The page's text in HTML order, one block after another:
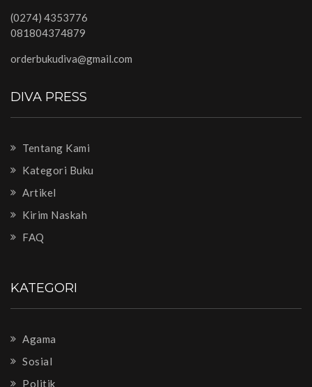
(0274) 4353776
081804374879
orderbukudiva@gmail.com
DIVA PRESS
Tentang Kami
Kategori Buku
Artikel
Kirim Naskah
FAQ
KATEGORI
Agama
Sosial
Politik